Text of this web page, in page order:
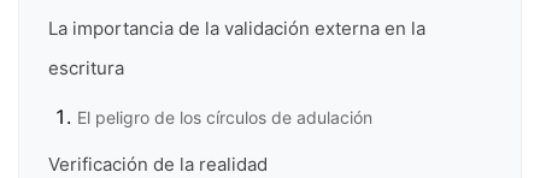
La importancia de la validación externa en la
escritura
El peligro de los círculos de adulación
Verificación de la realidad